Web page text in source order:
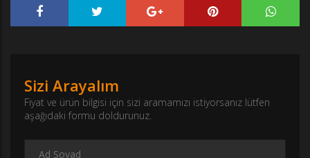
Sizi Arayalım
Fiyat ve ürün bilgisi için sizi aramamızı istiyorsanız lütfen
aşağıdaki formu doldurunuz.